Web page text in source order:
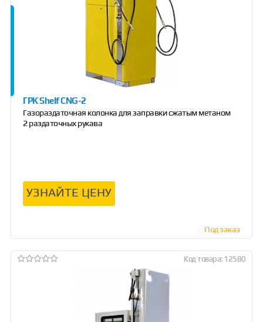
ГРК Shelf CNG-2
Газораздаточная колонка для заправки сжатым метаном
2 раздаточных рукава
УЗНАЙТЕ ЦЕНУ
Под заказ
Код товара: 12580